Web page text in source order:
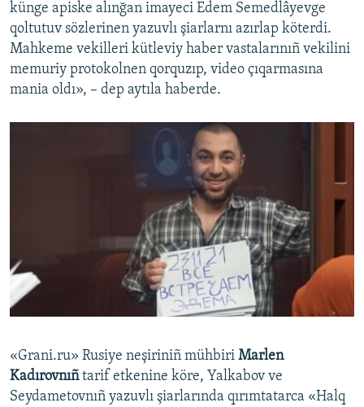
künge apiske alınğan imayeci Edem Semedlâyevge
qoltutuv sözlerinen yazuvlı şiarlarnı azırlap köterdi.
Mahkeme vekilleri kütleviy haber vastalarınıñ vekilini
memuriy protokolnen qorquzıp, video çıqarmasına
mania oldı», – dep aytıla haberde.
«​Grani.ru»​ Rusiye neşiriniñ mühbiri Marlen
Kadırovnıñtarif etkenine köre, Yalkabov ve
Seydametovnıñ yazuvlı şiarlarında qırımtatarca «Halq